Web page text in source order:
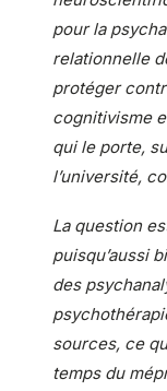
pour la
relationnelle
protéger
cognitivisme
qui le porte,
l’université,
La question
puisqu’aussi
des
sources, ce
temps du